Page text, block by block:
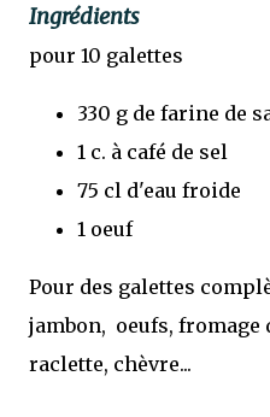
Ingrédients
pour 10 galettes
330 g de farine de
1 c. à café de sel
75 cl d'eau froide
1 oeuf
Pour des galettes
jambon, oeufs, fromage
raclette, chèvre...